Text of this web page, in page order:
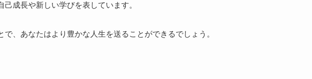
成長や新しい学びを表しています。
で、あなたはより豊かな人生を送ることができるでしょう。